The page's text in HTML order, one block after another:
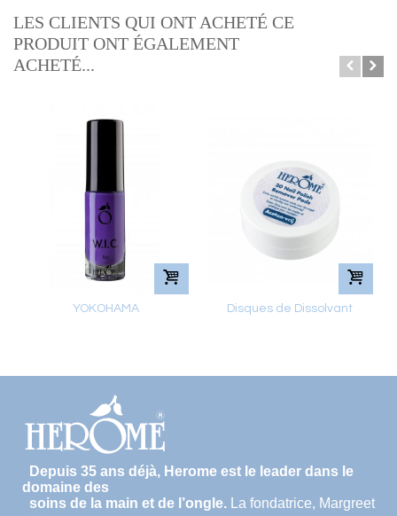
LES CLIENTS QUI ONT ACHETÉ CE
PRODUIT ONT ÉGALEMENT
ACHETÉ...
YOKOHAMA
Disques de Dissolvant
Depuis 35 ans déjà, Herome est le leader dans le
domaine des
soins de la main et de l’ongle. La fondatrice, Margreet